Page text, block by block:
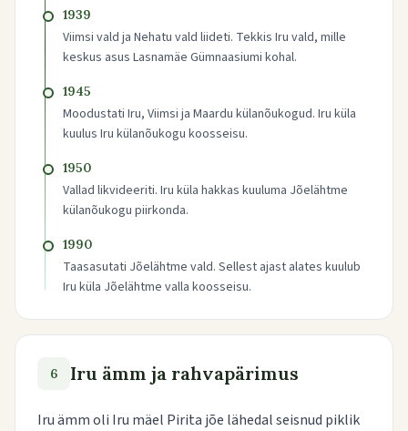
1939
Viimsi vald ja Nehatu vald liideti. Tekkis Iru vald, mille
keskus asus Lasnamäe Gümnaasiumi kohal.
1945
Moodustati Iru, Viimsi ja Maardu külanõukogud. Iru küla
kuulus Iru külanõukogu koosseisu.
1950
Vallad likvideeriti. Iru küla hakkas kuuluma Jõelähtme
külanõukogu piirkonda.
1990
Taasasutati Jõelähtme vald. Sellest ajast alates kuulub
Iru küla Jõelähtme valla koosseisu.
6 Iru ämm ja rahvapärimus
Iru ämm oli Iru mäel Pirita jõe lähedal seisnud piklik